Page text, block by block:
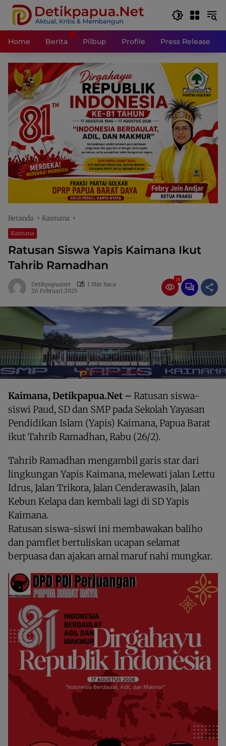
Langsung
konten
Home
Berita Pilbup Profile Press Release
Beranda Kaimana
Kaimana
Ratusan Siswa Yapis Kaimana Ikut
Tahrib Ramadhan
Detikpapuanet
1 Min Baca
26 Februari 2025
18
Kaimana, Detikpapua.Net – Ratusan siswa-
siswi Paud, SD dan SMP pada Sekolah Yayasan
Pendidikan Islam (Yapis) Kaimana, Papua Barat
ikut Tahrib Ramadhan, Rabu (26/2).
Tahrib Ramadhan mengambil garis star dari
lingkungan Yapis Kaimana, melewati jalan Lettu
Idrus, Jalan Trikora, Jalan Cenderawasih, Jalan
Kebun Kelapa dan kembali lagi di SD Yapis
Kaimana.
Ratusan siswa-siswi ini membawakan baliho
dan pamflet bertuliskan ucapan selamat
berpuasa dan ajakan amal maruf nahi mungkar.